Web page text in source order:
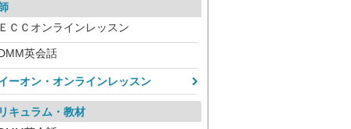
ＥＣＣオンラインレッスン
英会話
ーオン・オンラインレッスン
キュラム・教材